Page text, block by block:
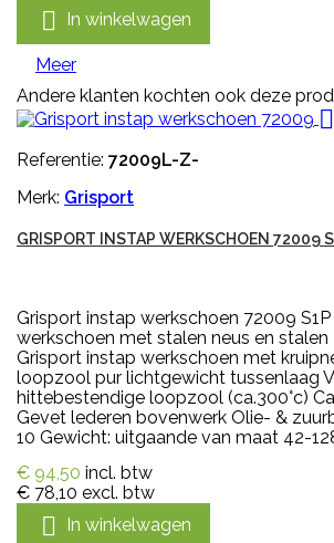
 In winkelwagen
Meer
Andere klanten kochten ook deze

Referentie: 72009L-Z-
Merk: Grisport
GRISPORT INSTAP WERKSCHOEN 72009
Grisport instap werkschoen 72009
werkschoen met stalen neus en
Grisport instap werkschoen met
loopzool pur lichtgewicht tussenlaag
hittebestendige loopzool (ca.300°c)
Gevet lederen bovenwerk Olie- &
10 Gewicht: uitgaande van maat 42-
€ 94,50 incl. btw
€ 78,10 excl. btw
 In winkelwagen